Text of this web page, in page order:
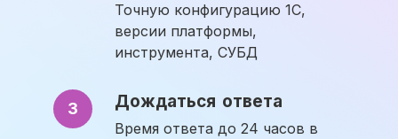
Точную конфигурацию 1С,
версии платформы,
инструмента, СУБД
3 Дождаться ответа
Время ответа до 24 часов в